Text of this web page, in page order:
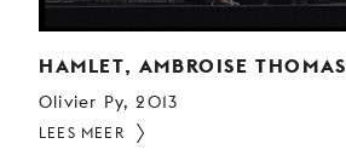
HAMLET, AMBROISE THOMAS
Olivier Py, 2013
LEES MEER